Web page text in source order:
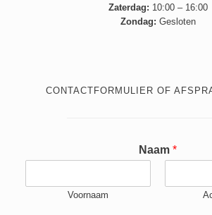
Zaterdag: 10:00 – 16:00
Zondag: Gesloten
CONTACTFORMULIER OF
-
Naam *
Voornaam